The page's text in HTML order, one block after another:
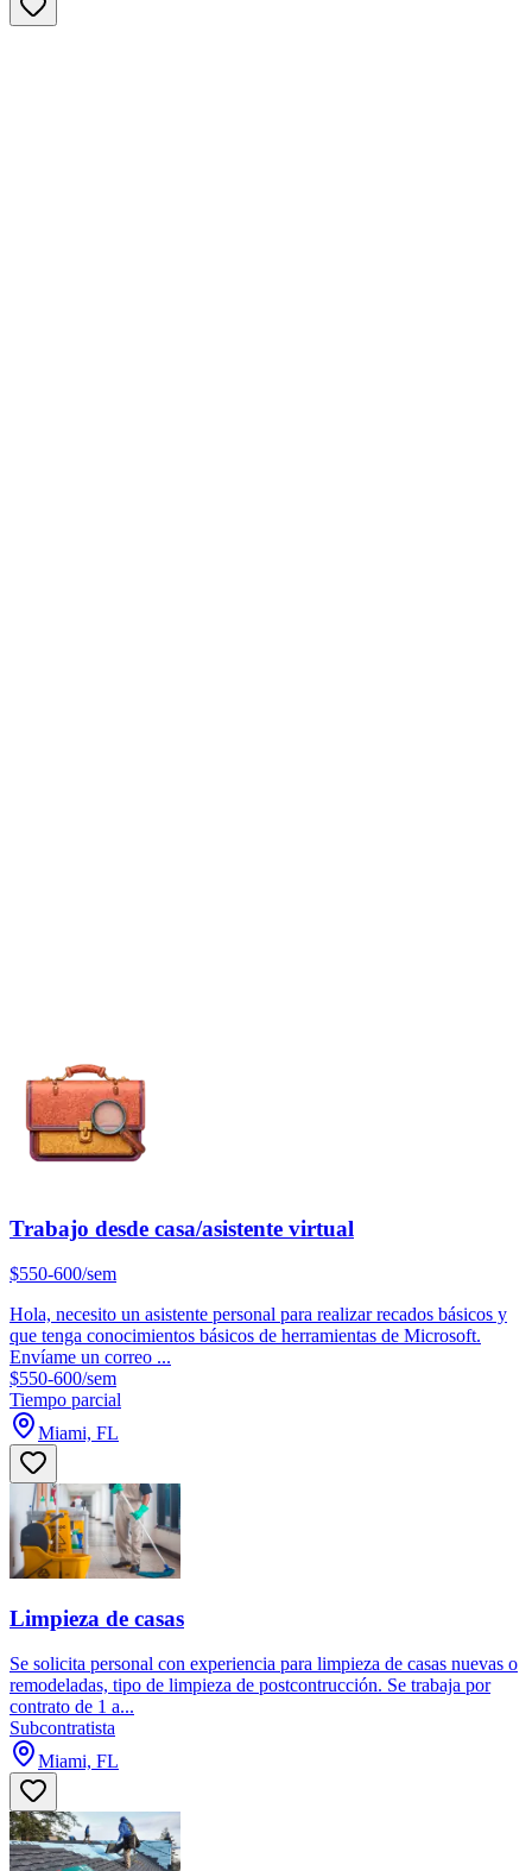
Trabajo desde casa/asistente virtual
$550-600/sem
Hola, necesito un asistente personal para realizar recados básicos y
que tenga conocimientos básicos de herramientas de Microsoft.
Envíame un correo ...
$550-600/sem
Tiempo parcial
Miami, FL
Limpieza de casas
Se solicita personal con experiencia para limpieza de casas nuevas o
remodeladas, tipo de limpieza de postcontrucción. Se trabaja por
contrato de 1 a...
Subcontratista
Miami, FL